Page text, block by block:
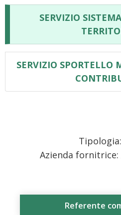
SERVIZIO
SERVIZIO SPORTELLO
Tipologia:
Azienda fornitrice:
Referente